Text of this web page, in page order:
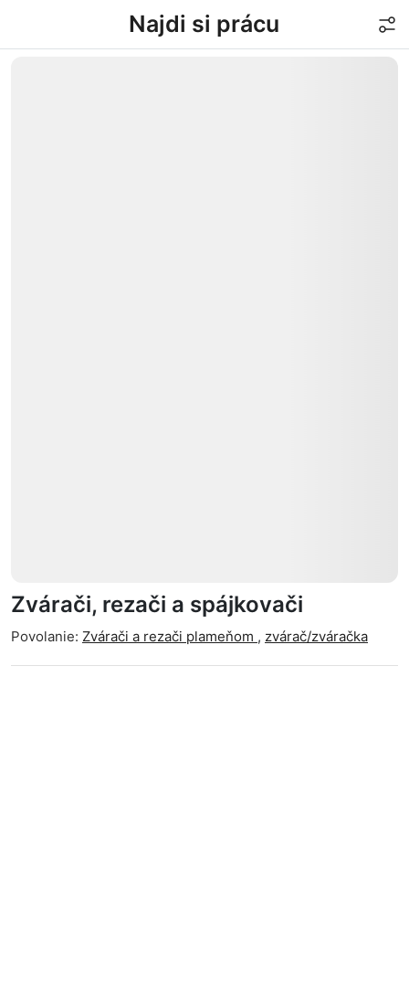
Najdi si prácu
Zvárači, rezači a spájkovači
Povolanie: Zvárači a rezači plameňom , zvárač/zváračka